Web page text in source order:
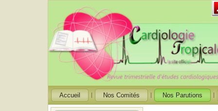
Accueil Nos Comités Nos Parutions